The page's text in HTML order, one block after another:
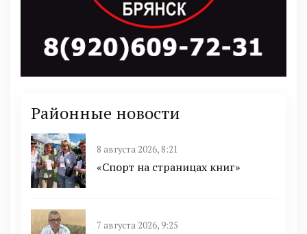
Районные новости
8 августа 2026, 8:21
«Спорт на страницах книг»
7 августа 2026, 9:25